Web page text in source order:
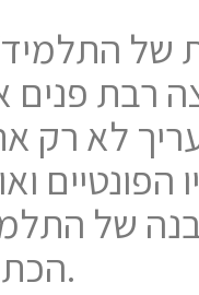
רבת
לא רק
של
הכתובה בהקשר.